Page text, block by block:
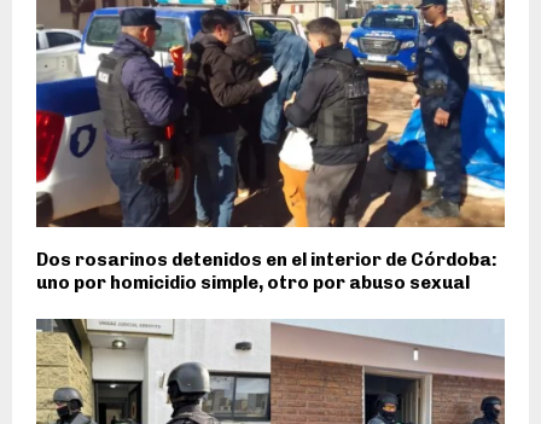
Dos rosarinos detenidos en el interior de Córdoba:
uno por homicidio simple, otro por abuso sexual